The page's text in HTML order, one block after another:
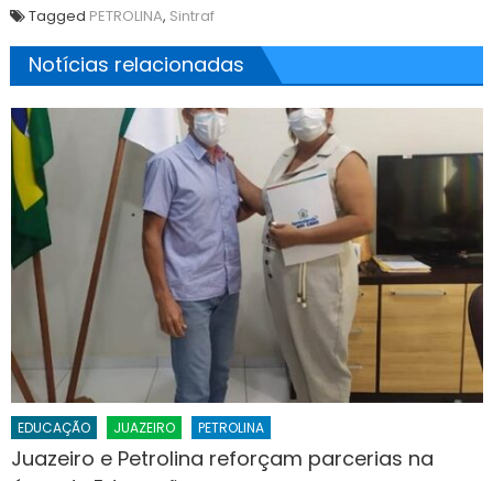
Tagged PETROLINA, Sintraf
Notícias relacionadas
EDUCAÇÃO JUAZEIRO PETROLINA
Juazeiro e Petrolina reforçam parcerias na